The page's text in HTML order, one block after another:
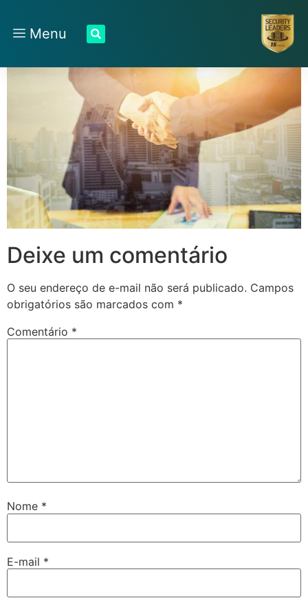
Menu
Deixe um comentário
O seu endereço de e-mail não será publicado. Campos
obrigatórios são marcados com *
Comentário *
Nome *
E-mail *